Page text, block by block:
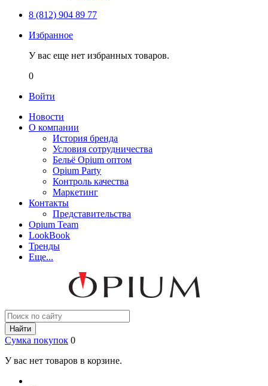
8 (812) 904 89 77
Избранное
У вас еще нет избранных товаров.
0
Войти
Новости
О компании
История бренда
Условия сотрудничества
Бельё Opium оптом
Opium Party
Контроль качества
Маркетинг
Контакты
Представительства
Opium Team
LookBook
Тренды
Еще...
Найти
Сумка покупок 0
У вас нет товаров в корзине.